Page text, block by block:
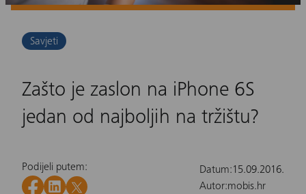
Savjeti
Zašto je zaslon na iPhone 6S
jedan od najboljih na tržištu?
Podijeli putem: Datum:15.09.2016.
Autor:mobis.hr